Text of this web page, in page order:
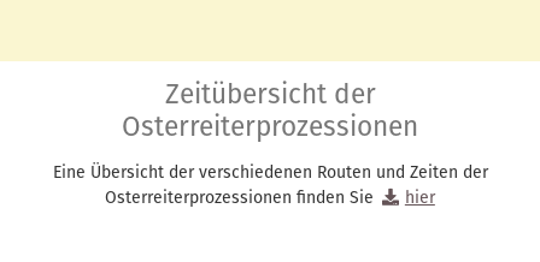
Zeitübersicht der
Osterreiterprozessionen
Eine Übersicht der verschiedenen Routen und Zeiten der
Osterreiterprozessionen finden Sie
hier